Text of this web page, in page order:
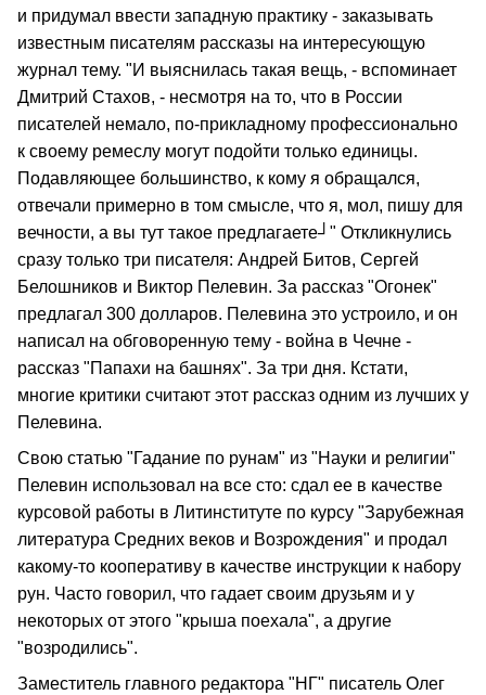
и придумал ввести западную практику - заказывать
известным писателям рассказы на интересующую
журнал тему. "И выяснилась такая вещь, - вспоминает
Дмитрий Стахов, - несмотря на то, что в России
писателей немало, по-прикладному профессионально
к своему ремеслу могут подойти только единицы.
Подавляющее большинство, к кому я обращался,
отвечали примерно в том смысле, что я, мол, пишу для
вечности, а вы тут такое предлагаете┘" Откликнулись
сразу только три писателя: Андрей Битов, Сергей
Белошников и Виктор Пелевин. За рассказ "Огонек"
предлагал 300 долларов. Пелевина это устроило, и он
написал на обговоренную тему - война в Чечне -
рассказ "Папахи на башнях". За три дня. Кстати,
многие критики считают этот рассказ одним из лучших у
Пелевина.
Свою статью "Гадание по рунам" из "Науки и религии"
Пелевин использовал на все сто: сдал ее в качестве
курсовой работы в Литинституте по курсу "Зарубежная
литература Средних веков и Возрождения" и продал
какому-то кооперативу в качестве инструкции к набору
рун. Часто говорил, что гадает своим друзьям и у
некоторых от этого "крыша поехала", а другие
"возродились".
Заместитель главного редактора "НГ" писатель Олег